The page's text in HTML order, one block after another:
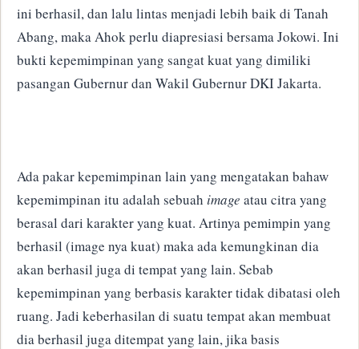
ini berhasil, dan lalu lintas menjadi lebih baik di Tanah
Abang, maka Ahok perlu diapresiasi bersama Jokowi. Ini
bukti kepemimpinan yang sangat kuat yang dimiliki
pasangan Gubernur dan Wakil Gubernur DKI Jakarta.
Ada pakar kepemimpinan lain yang mengatakan bahaw
kepemimpinan itu adalah sebuah image atau citra yang
berasal dari karakter yang kuat. Artinya pemimpin yang
berhasil (image nya kuat) maka ada kemungkinan dia
akan berhasil juga di tempat yang lain. Sebab
kepemimpinan yang berbasis karakter tidak dibatasi oleh
ruang. Jadi keberhasilan di suatu tempat akan membuat
dia berhasil juga ditempat yang lain, jika basis